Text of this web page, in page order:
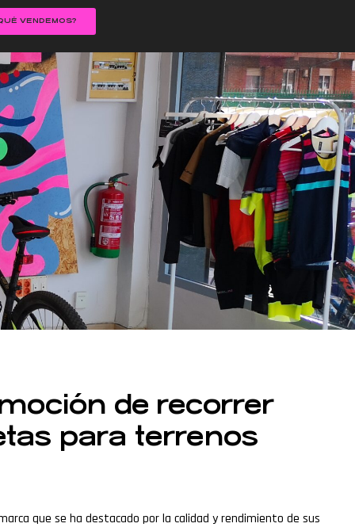
VENDEMOS?
de recorrer
para terrenos
que se ha destacado por la calidad y rendimiento de sus